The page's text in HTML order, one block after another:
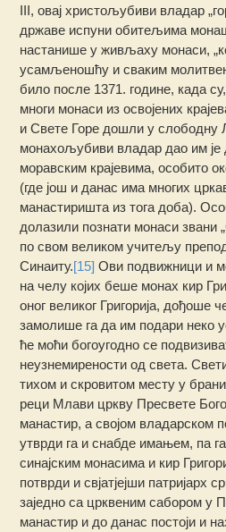
III, овај христољубиви владар
државе испуни обитељима
настанише у живљаху монаси,
усамљеношћу и сваким
било после 1371. године, када
многи монаси из освојених
и Свете Горе дошли у слободну
монахољубиви владар дао им је
моравским крајевима, особито
(где још и данас има многих
манастиришта из тога доба).
долазили познати монаси звани
по свом великом учитељу
Синаиту.[15] Ови подвижници и
на челу којих беше монах кир
оног великог Григорија, дођоше
замолише га да им подари неко
ће моћи богоугодно се
неузнемирености од света.
тихом и скровитом месту у
реци Млави цркву Пресвете
манастир, а својом владарском
утврди га и снабде имањем, па
синајским монасима и кир
потврди и свјатјејши патријарх
заједно са црквеним сабором у
манастир и до данас постоји и